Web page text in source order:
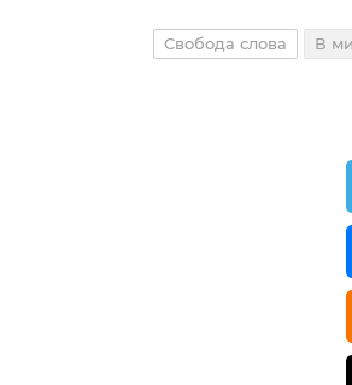
Свобода слова В